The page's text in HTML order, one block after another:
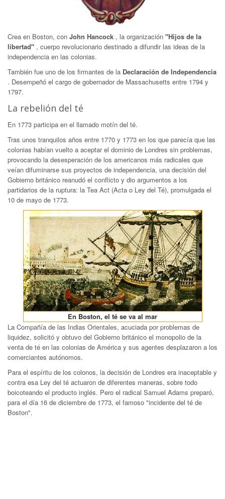
Crea en Boston, con John Hancock , la organización "Hijos de la
libertad" , cuerpo revolucionario destinado a difundir las ideas de la
independencia en las colonias.
También fue uno de los firmantes de la Declaración de Independencia
. Desempeñó el cargo de gobernador de Massachusetts entre 1794 y
1797.
La rebelión del té
En 1773 participa en el llamado motín del té.
Tras unos tranquilos años entre 1770 y 1773 en los que parecía que las
colonias habían vuelto a aceptar el dominio de Londres sin problemas,
provocando la desesperación de los americanos más radicales que
veían difuminarse sus proyectos de independencia, una decisión del
Gobierno británico reanudó el conflicto y dio argumentos a los
partidarios de la ruptura: la Tea Act (Acta o Ley del Té), promulgada el
10 de mayo de 1773.
En Boston, el té se va al mar
La Compañía de las Indias Orientales, acuciada por problemas de
liquidez, solicitó y obtuvo del Gobierno británico el monopolio de la
venta de té en las colonias de América y sus agentes desplazaron a los
comerciantes autónomos.
Para el espíritu de los colonos, la decisión de Londres era inaceptable y
contra esa Ley del té actuaron de diferentes maneras, sobre todo
boicoteando el producto inglés. Pero el radical Samuel Adams preparó,
para el día 16 de diciembre de 1773, el famoso "incidente del té de
Boston".